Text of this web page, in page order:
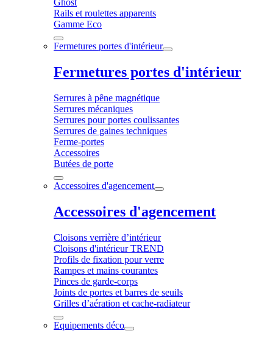
Ghost
Rails et roulettes apparents
Gamme Eco
Fermetures portes d'intérieur
Fermetures portes d'intérieur
Serrures à pêne magnétique
Serrures mécaniques
Serrures pour portes coulissantes
Serrures de gaines techniques
Ferme-portes
Accessoires
Butées de porte
Accessoires d'agencement
Accessoires d'agencement
Cloisons verrière d’intérieur
Cloisons d'intérieur TREND
Profils de fixation pour verre
Rampes et mains courantes
Pinces de garde-corps
Joints de portes et barres de seuils
Grilles d’aération et cache-radiateur
Equipements déco